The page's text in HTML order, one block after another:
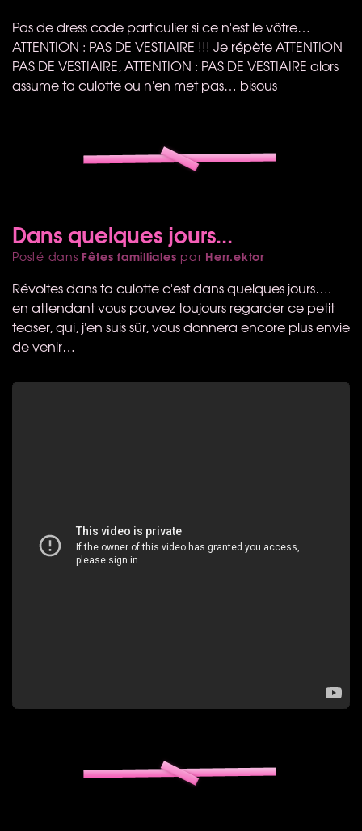
Pas de dress code particulier si ce n'est le vôtre…
ATTENTION : PAS DE VESTIAIRE !!! Je répèteATTENTION
PAS DE VESTIAIRE,ATTENTION : PAS DE VESTIAIRE alors
assume ta culotte ou n'en met pas… bisous
Dans quelques jours...
Posté dans Fêtes familliales par Herr.ektor
Révoltes dans ta culotte c'est dans quelques jours….
en attendant vous pouvez toujours regarder ce petit
teaser, qui, j'en suis sûr, vous donnera encore plus envie
de venir…